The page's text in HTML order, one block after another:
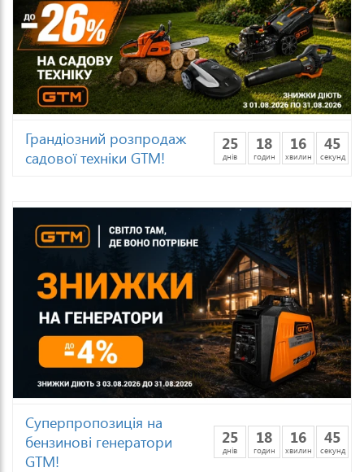
Грандіозний розпродаж
садової техніки GTM!
25
днів
18
годин
16
хвилин
43
секунд
Суперпропозиція на
бензинові генератори
GTM!
25
днів
18
годин
16
хвилин
43
секунд